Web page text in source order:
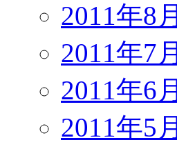
2011年8月
2011年7月
2011年6月
2011年5月